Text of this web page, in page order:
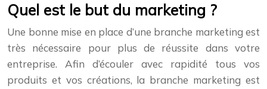
Quel est le but du marketing ?
Une bonne mise en place d’une branche marketing est
très nécessaire pour plus de réussite dans votre
entreprise. Afin d’écouler avec rapidité tous vos
produits et vos créations, la branche marketing est